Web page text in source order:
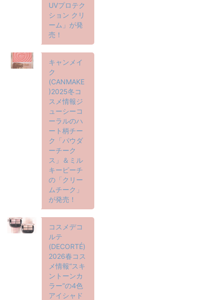
UVプロテク
ション クリ
ーム」が発
売！
キャンメイ
ク
(CANMAKE
)2025冬コ
スメ情報ジ
ューシーコ
ーラルのハ
ート柄チー
ク「パウダ
ーチーク
ス」＆ミル
キーピーチ
の「クリー
ムチーク」
が発売！
コスメデコ
ルテ
(DECORTÉ)
2026春コス
メ情報“スキ
ントーンカ
ラー”の4色
アイシャド